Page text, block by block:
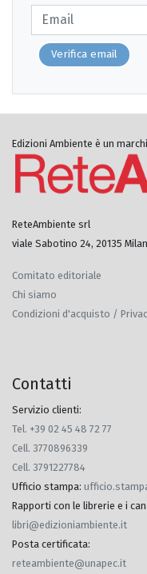
Verifica email
Edizioni Ambiente è un
ReteAmbiente srl
viale Sabotino 24, 20135
Comitato editoriale
Chi siamo
Condizioni d'acquisto /
Contatti
Servizio clienti:
Tel. +39 02 45 48 72 77
Cell. 3770896339
Cell. 3791227784
Ufficio stampa:
Rapporti con le librerie e i
libri@edizioniambiente.it
Posta certificata:
reteambiente@unapec.it